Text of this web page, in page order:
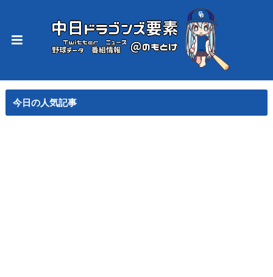
今日の人気記事